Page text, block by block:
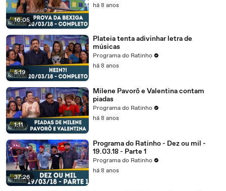
16:05
há 8 anos
5:19
Plateia tenta adivinhar letra de
músicas
Programa do Ratinho
há 8 anos
1:11
Milene Pavorô e Valentina contam
piadas
Programa do Ratinho
há 8 anos
37:26
Programa do Ratinho - Dez ou mil -
19.03.18 - Parte 1
Programa do Ratinho
há 8 anos